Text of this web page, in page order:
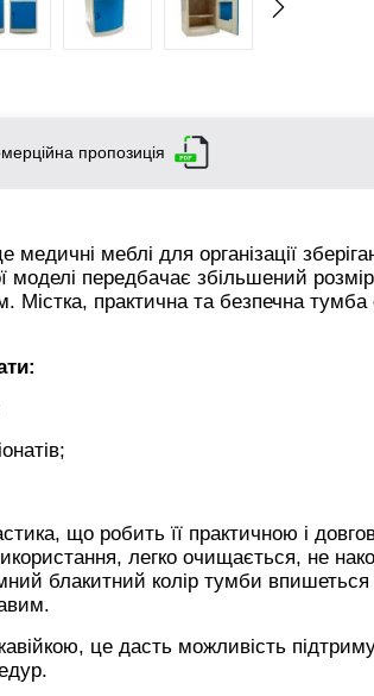
пропозиція
медичні меблі для організації
моделі передбачає збільшений
Містка, практична та безпечна
що робить її практичною і
легко очищається, не
блакитний колір тумби впишеться
це дасть можливість